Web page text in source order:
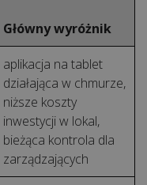
Główny wyróżnik
aplikacja na tablet
działająca w chmurze,
niższe koszty
inwestycji w lokal,
bieżąca kontrola dla
zarządzających